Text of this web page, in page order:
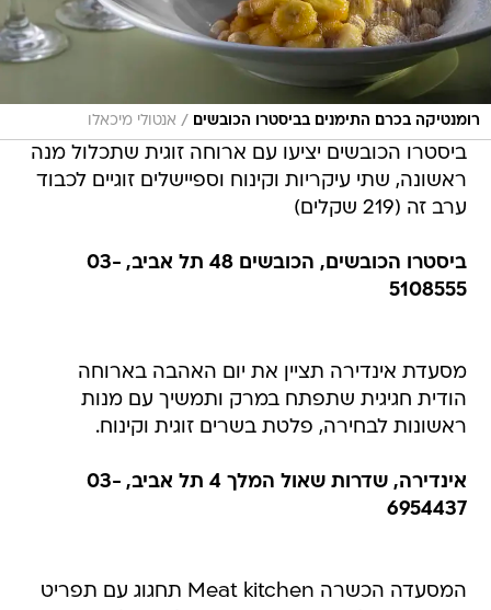
רומנטיקה בכרם התימנים בביסטרו הכובשים / אנטולי מיכאלו
ביסטרו הכובשים יציעו עם ארוחה זוגית שתכלול מנה
ראשונה, שתי עיקריות וקינוח וספיישלים זוגיים לכבוד
ערב זה (219 שקלים)
ביסטרו הכובשים, הכובשים 48 תל אביב, 03-
5108555
מסעדת אינדירה תציין את יום האהבה בארוחה
הודית חגיגית שתפתח במרק ותמשיך עם מנות
ראשונות לבחירה, פלטת בשרים זוגית וקינוח.
אינדירה, שדרות שאול המלך 4 תל אביב, 03-
6954437
המסעדה הכשרה Meat kitchen תחגוג עם תפריט